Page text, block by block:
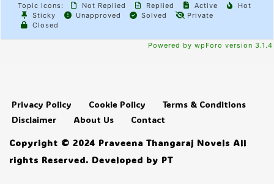
Topic Icons:
Not Replied Replied Active
Hot
Sticky
Unapproved Solved
Private
Closed
Powered by wpForo version 3.1.4
Privacy Policy Cookie Policy
Terms & Conditions
Disclaimer
About Us
Contact
Copyright © 2024 Praveena Thangaraj Novels All
rights Reserved. Developed by PT